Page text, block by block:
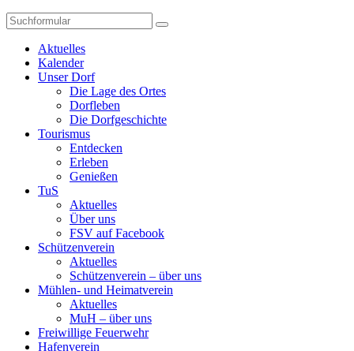
Suchen
Aktuelles
Kalender
Unser Dorf
Die Lage des Ortes
Dorfleben
Die Dorfgeschichte
Tourismus
Entdecken
Erleben
Genießen
TuS
Aktuelles
Über uns
FSV auf Facebook
Schützenverein
Aktuelles
Schützenverein – über uns
Mühlen- und Heimatverein
Aktuelles
MuH – über uns
Freiwillige Feuerwehr
Hafenverein